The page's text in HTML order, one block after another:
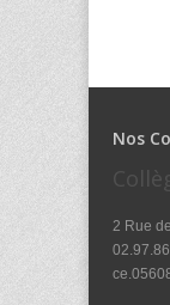
Nos
2 Rue